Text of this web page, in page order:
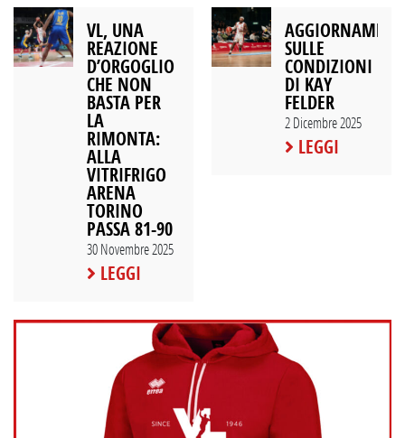
VL, UNA
REAZIONE
D’ORGOGLIO
CHE NON
BASTA PER
LA
RIMONTA:
ALLA
VITRIFRIGO
ARENA
TORINO
PASSA 81-90
30 Novembre 2025
LEGGI
SULLE
CONDIZIONI
DI KAY
FELDER
2 Dicembre 2025
LEGGI